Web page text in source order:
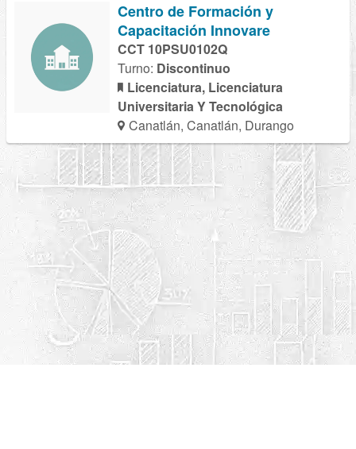
Centro de Formación y
Capacitación Innovare
CCT 10PSU0102Q
Turno: Discontinuo
Licenciatura, Licenciatura
Universitaria Y Tecnológica
Canatlán, Canatlán, Durango